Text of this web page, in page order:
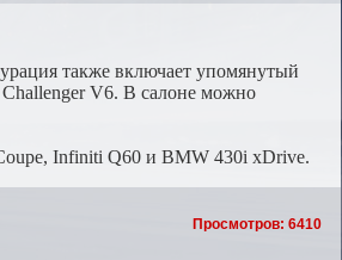
также включает упомянутый
Challenger V6. В салоне можно
Infiniti Q60 и BMW 430i xDrive.
Просмотров: 6410